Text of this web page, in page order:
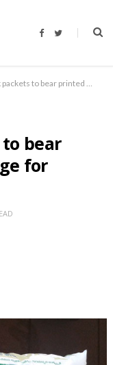
F
b
o
T
t
r
Nandini Milk packets to bear printed Voting message for public
bear
for